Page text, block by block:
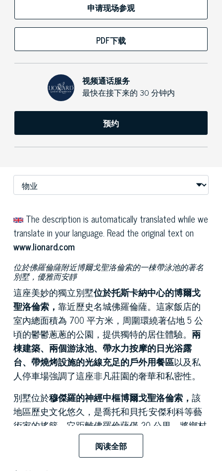
申请现场参观
PDF下载
视频通话服务
最快在接下来的 30 分钟内
预约
The description is automatically translated while we
translate in your language. Read the original text on
www.lionard.com
位於佛羅倫薩附近博爾戈聖洛倫索的一棟帶泳池的著名
別墅，優雅而安靜
這座美妙的獨立別墅位於托斯卡納中心的博爾戈
聖洛倫索， 靠近歷史名城佛羅倫薩。這家飯店的
室內總面積為 700 平方米，周圍環繞著佔地 5 公
頃的鬱鬱蔥蔥的公園，提供獨特的居住體驗。 兩
棟建築、兩個游泳池、帶水力按摩的日光浴露
台、帶燒烤設施的光線充足的戶外用餐區以及私
人停車場強調了這座非凡莊園的奢華和私密性。
別墅位於穆傑羅的神經中樞博爾戈聖洛倫索， 該
地區歷史文化悠久，是喬托和貝托·安傑利科等藝
術家的搖籃。它距離佛羅倫薩僅 20 公里，將鄉村
的寧靜與世界上最著名的藝術城市之一的交通融
為一體。其優越的地理位置享有穆傑羅山谷的壯
麗景色，沉浸在橄欖林和葡萄園的景觀中。
阅读全部